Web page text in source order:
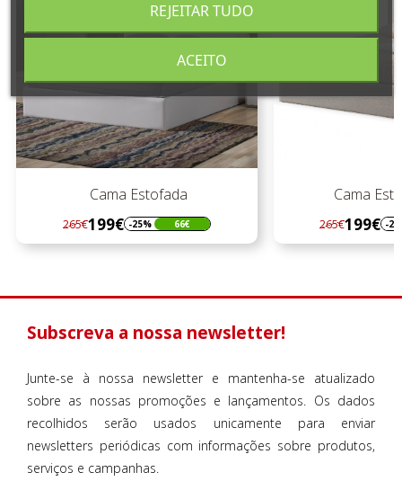
Cama Estofada
Regular
preço
265€199€
Preço -25% 66€
Cama
Regular
preço
265€199€
Preço -
Subscreva a nossa newsletter!
Junte-se à nossa newsletter e mantenha-se atualizado
sobre as nossas promoções e lançamentos. Os dados
recolhidos serão usados unicamente para enviar
newsletters periódicas com informações sobre produtos,
serviços e campanhas.
REJEITAR TUDO
ACEITO